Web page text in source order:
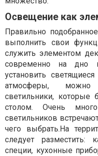
Освещение как
Правильно
выполнить свои
служить элементом
современно на дно
установить
атмосферы, можно
светильники, которые
столом. Очень
светильников
чего выбрать.На
следует разместить:
специи, кухонные